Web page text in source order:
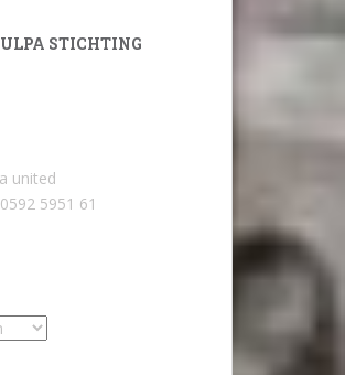
STICHTING
united
5951 61